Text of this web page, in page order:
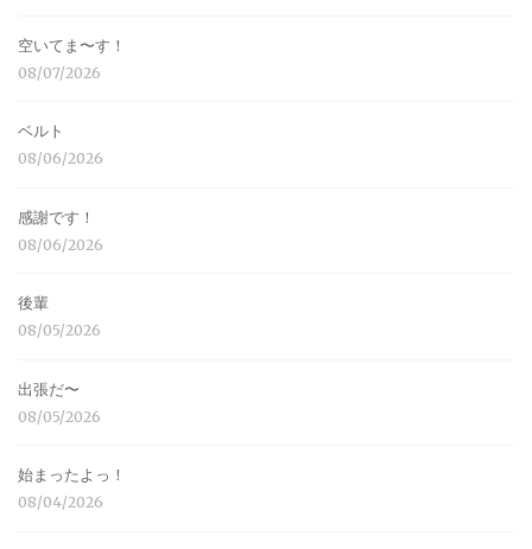
空いてま〜す！
08/07/2026
ベルト
08/06/2026
感謝です！
08/06/2026
後輩
08/05/2026
出張だ〜
08/05/2026
始まったよっ！
08/04/2026